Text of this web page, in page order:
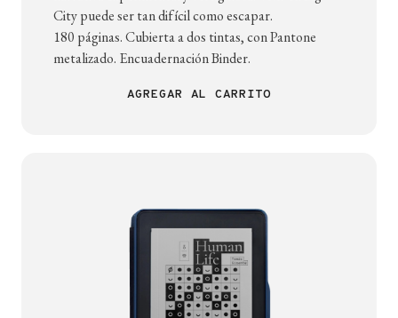
City puede ser tan difícil como escapar.
180 páginas. Cubierta a dos tintas, con Pantone
metalizado. Encuadernación Binder.
AGREGAR AL CARRITO